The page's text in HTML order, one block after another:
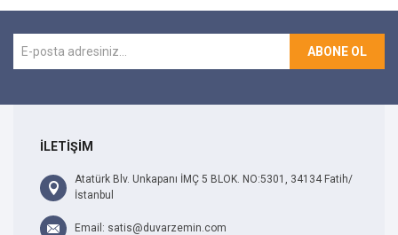
ABONE OL
İLETİŞİM
Atatürk Blv. Unkapanı İMÇ 5 BLOK. NO:5301, 34134 Fatih/
İstanbul
Email: satis@duvarzemin.com